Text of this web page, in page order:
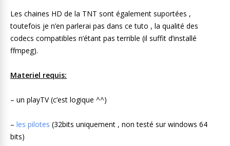
Les chaines HD de la TNT sont également suportées ,
toutefois je n’en parlerai pas dans ce tuto , la qualité des
codecs compatibles n’étant pas terrible (il suffit d’installé
ffmpeg).
Materiel requis:
– un playTV (c’est logique ^^)
– les pilotes (32bits uniquement , non testé sur windows 64
bits)